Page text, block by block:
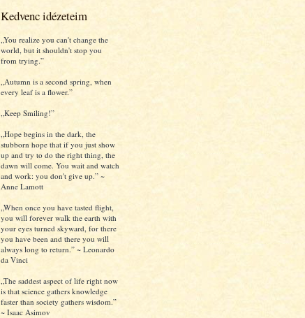
Kedvenc idézeteim
„You realize you can't change the
world, but it shouldn't stop you
from trying.”
„Autumn is a second spring, when
every leaf is a flower.”
„Keep Smiling!”
„Hope begins in the dark, the
stubborn hope that if you just show
up and try to do the right thing, the
dawn will come. You wait and watch
and work: you don't give up.” ~
Anne Lamott
„When once you have tasted flight,
you will forever walk the earth with
your eyes turned skyward, for there
you have been and there you will
always long to return.” ~ Leonardo
da Vinci
„The saddest aspect of life right now
is that science gathers knowledge
faster than society gathers wisdom.”
~ Isaac Asimov